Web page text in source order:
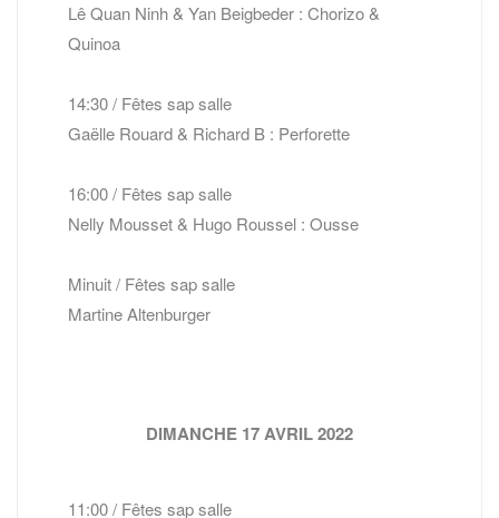
Lê Quan Ninh & Yan Beigbeder : Chorizo &
Quinoa
14:30 / Fêtes sap salle
Gaëlle Rouard & Richard B : Perforette
16:00 / Fêtes sap salle
Nelly Mousset & Hugo Roussel : Ousse
Minuit / Fêtes sap salle
Martine Altenburger
DIMANCHE 17 AVRIL 2022
11:00 / Fêtes sap salle